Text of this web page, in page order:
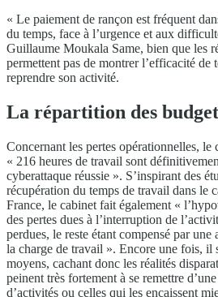
« Le paiement de rançon est fréquent
du temps, face à l’urgence et aux
Guillaume Moukala Same, bien que les
permettent pas de montrer l’efficacité de
reprendre son activité.
La répartition des
Concernant les pertes opérationnelles, le
« 216 heures de travail sont
cyberattaque réussie ». S’inspirant des
récupération du temps de travail dans le
France, le cabinet fait également «
des pertes dues à l’interruption de
perdues, le reste étant compensé par
la charge de travail ». Encore une fois, il
moyens, cachant donc les réalités
peinent très fortement à se remettre
d’activités ou celles qui les encaissent